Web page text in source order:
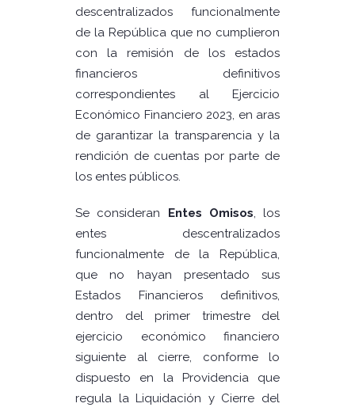
descentralizados funcionalmente
de la República que no cumplieron
con la remisión de los estados
financieros definitivos
correspondientes al Ejercicio
Económico Financiero 2023, en aras
de garantizar la transparencia y la
rendición de cuentas por parte de
los entes públicos.
Se consideran Entes Omisos, los
entes descentralizados
funcionalmente de la República,
que no hayan presentado sus
Estados Financieros definitivos,
dentro del primer trimestre del
ejercicio económico financiero
siguiente al cierre, conforme lo
dispuesto en la Providencia que
regula la Liquidación y Cierre del